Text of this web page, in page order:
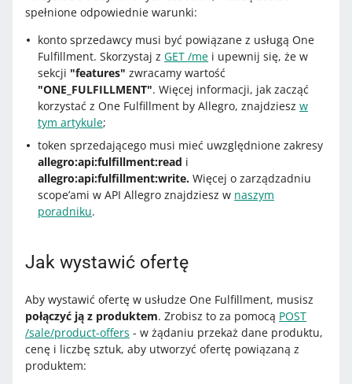
spełnione odpowiednie warunki:
konto sprzedawcy musi być powiązane z usługą One
Fulfillment. Skorzystaj z GET /me i upewnij się, że w
sekcji "features" zwracamy wartość
"ONE_FULFILLMENT". Więcej informacji, jak zacząć
korzystać z One Fulfillment by Allegro, znajdziesz w
tym artykule;
token sprzedającego musi mieć uwzględnione zakresy
allegro:api:fulfillment:read i
allegro:api:fulfillment:write. Więcej o zarządzadniu
scope’ami w API Allegro znajdziesz w naszym
poradniku.
Jak wystawić ofertę
Aby wystawić ofertę w usłudze One Fulfillment, musisz
połączyć ją z produktem. Zrobisz to za pomocą POST
/sale/product-offers - w żądaniu przekaż dane produktu,
cenę i liczbę sztuk, aby utworzyć ofertę powiązaną z
produktem: